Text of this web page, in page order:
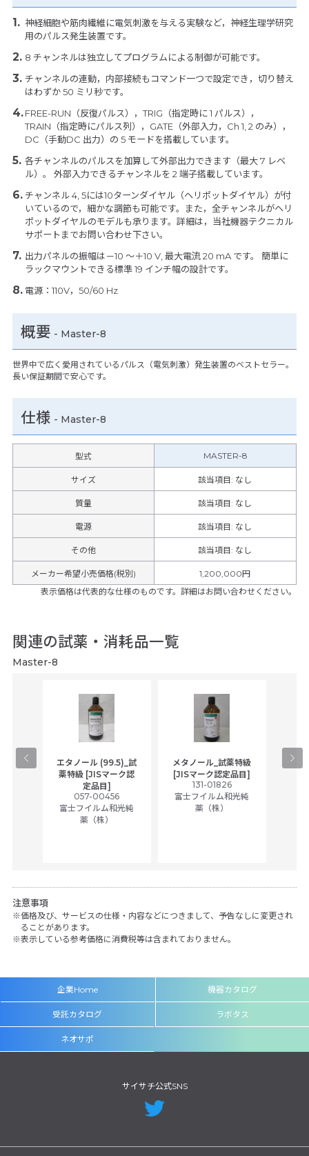
神経細胞や筋肉繊維に電気刺激を与える実験など，神経生理学研究
用のパルス発生装置です。
8 チャンネルは独立してプログラムによる制御が可能です。
チャンネルの連動，内部接続もコマンド一つで設定でき，切り替え
はわずか 50 ミリ秒です。
FREE-RUN（反復パルス），TRIG（指定時に 1 パルス），
TRAIN（指定時にパルス列），GATE（外部入力，Ch 1, 2 のみ），
DC（手動DC 出力）の 5 モードを搭載しています。
各チャンネルのパルスを加算して外部出力できます（最大 7 レベ
ル）。 外部入力できるチャンネルを 2 端子搭載しています。
チャンネル 4, 5には10ターンダイヤル（ヘリポットダイヤル）が付
いているので，細かな調節も可能です。また，全チャンネルがヘリ
ポットダイヤルのモデルも承ります。詳細は，当社機器テクニカル
サポートまでお問い合わせ下さい。
出力パネルの振幅は－10 ～＋10 V, 最大電流 20 mA です。 簡単に
ラックマウントできる標準 19 インチ幅の設計です。
電源：110V，50/60 Hz
概要 - Master-8
世界中で広く愛用されているパルス（電気刺激）発生装置のベストセラー。
長い保証期間で安心です。
仕様 - Master-8
型式 MASTER-8
サイズ 該当項目: なし
質量 該当項目: なし
電源 該当項目: なし
その他 該当項目: なし
メーカー希望小売価格(税別)
1,200,000円
表示価格は代表的な仕様のものです。詳細はお問い合わせください。
関連の試薬・消耗品一覧
Master-8
エタノール (99.5)_試
薬特級 [JISマーク認
定品目]
057-00456
富士フイルム和光純
薬（株）
メタノール_試薬特級
[JISマーク認定品目]
131-01826
富士フイルム和光純
薬（株）
ア
注意事項
価格及び、サービスの仕様・内容などにつきまして、予告なしに変更され
ることがあります。
表示している参考価格に消費税等は含まれておりません。
企業Home 機器カタログ
受託カタログ ラボタス
ネオサポ
サイサチ公式SNS